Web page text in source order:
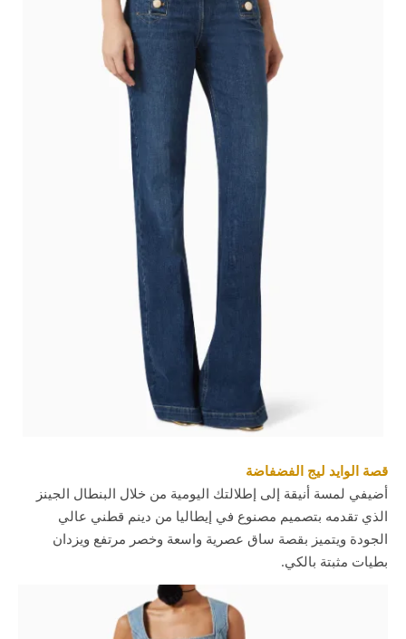
قصة الوايد ليج الفضفاضة
أضيفي لمسة أنيقة إلى إطلالتك اليومية من خلال البنطال الجينز
الذي تقدمه بتصميم مصنوع في إيطاليا من دينم قطني عالي
الجودة ويتميز بقصة ساق عصرية واسعة وخصر مرتفع ويزدان
بطيات مثبتة بالكي.